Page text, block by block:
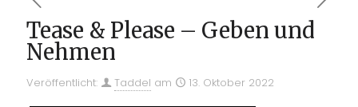
Tease & Please – Geben und
Nehmen
Veröffentlicht: Taddel am 13. Oktober 2022